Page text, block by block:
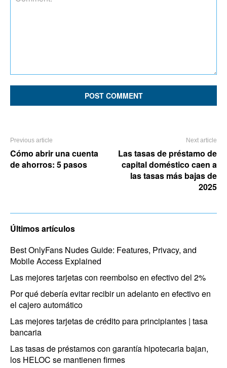
Previous article
Cómo abrir una cuenta
de ahorros: 5 pasos
Next article
Las tasas de préstamo de
capital doméstico caen a
las tasas más bajas de
2025
Últimos artículos
Best OnlyFans Nudes Guide: Features, Privacy, and
Mobile Access Explained
Las mejores tarjetas con reembolso en efectivo del 2%
Por qué debería evitar recibir un adelanto en efectivo en
el cajero automático
Las mejores tarjetas de crédito para principiantes | tasa
bancaria
Las tasas de préstamos con garantía hipotecaria bajan,
los HELOC se mantienen firmes